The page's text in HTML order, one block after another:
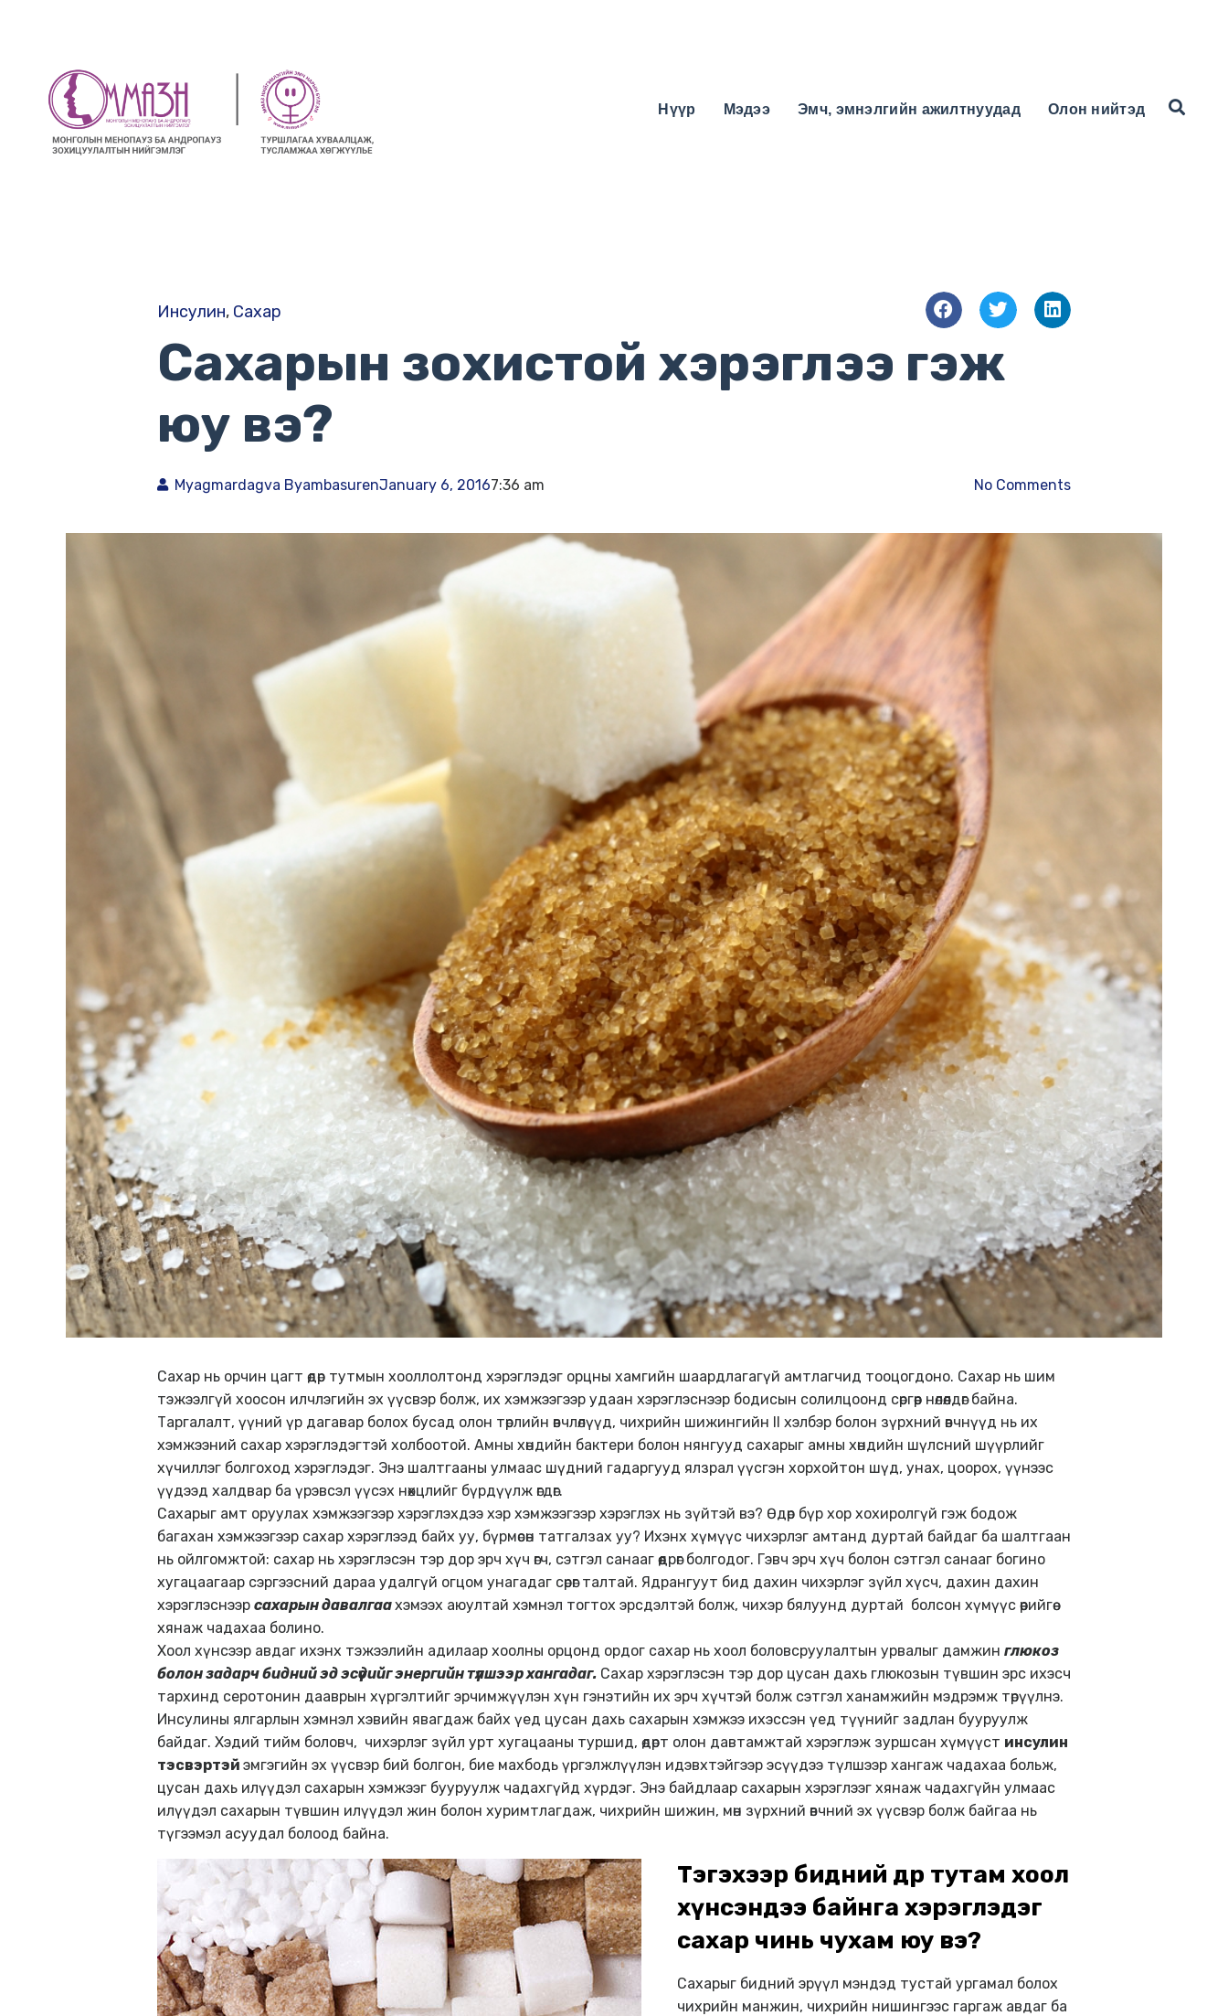
Нүүр Мэдээ Эмч, эмнэлгийн ажилтнуудад Олон нийтэд
Инсулин, Сахар
Сахарын зохистой хэрэглээ гэж
юу вэ?
Myagmardagva ByambasurenJanuary 6, 20167:36 am No Comments
Сахар нь орчин цагт өдөр тутмын хооллолтонд хэрэглэдэг орцны хамгийн шаардлагагүй амтлагчид тооцогдоно. Сахар нь шим
тэжээлгүй хоосон илчлэгийн эх үүсвэр болж, их хэмжээгээр удаан хэрэглэснээр бодисын солилцоонд сөргөөр нөлөөлдөг байна.
Таргалалт, үүний үр дагавар болох бусад олон төрлийн өвчлөлүүд, чихрийн шижингийн II хэлбэр болон зүрхний өвчнүүд нь их
хэмжээний сахар хэрэглэдэгтэй холбоотой. Амны хөндийн бактери болон нянгууд сахарыг амны хөндийн шүлсний шүүрлийг
хүчиллэг болгоход хэрэглэдэг. Энэ шалтгааны улмаас шүдний гадаргууд ялзрал үүсгэн хорхойтон шүд, унах, цоорох, үүнээс
үүдээд халдвар ба үрэвсэл үүсэх нөхцлийг бүрдүүлж өгдөг.
Сахарыг амт оруулах хэмжээгээр хэрэглэхдээ хэр хэмжээгээр хэрэглэх нь зүйтэй вэ? Өдөр бүр хор хохиролгүй гэж бодож
багахан хэмжээгээр сахар хэрэглээд байх уу, бүрмөсөн татгалзах уу? Ихэнх хүмүүс чихэрлэг амтанд дуртай байдаг ба шалтгаан
нь ойлгомжтой: сахар нь хэрэглэсэн тэр дор эрч хүч өгч, сэтгэл санааг өөдрөг болгодог. Гэвч эрч хүч болон сэтгэл санааг богино
хугацаагаар сэргээсний дараа удалгүй огцом унагадаг сөрөг талтай. Ядрангуут бид дахин чихэрлэг зүйл хүсч, дахин дахин
хэрэглэснээр сахарын давалгаахэмээх аюултай хэмнэл тогтох эрсдэлтэй болж, чихэр бялуунд дуртай болсон хүмүүс өөрийгөө
хянаж чадахаа болино.
Хоол хүнсээр авдаг ихэнх тэжээлийн адилаар хоолны орцонд ордог сахар нь хоол боловсруулалтын урвалыг дамжин глюкоз
болон задарч бидний эд эсүүдийг энергийн түлшээр хангадаг. Сахар хэрэглэсэн тэр дор цусан дахь глюкозын түвшин эрс ихэсч
тархинд серотонин дааврын хүргэлтийг эрчимжүүлэн хүн гэнэтийн их эрч хүчтэй болж сэтгэл ханамжийн мэдрэмж төрүүлнэ.
Инсулины ялгарлын хэмнэл хэвийн явагдаж байх үед цусан дахь сахарын хэмжээ ихэссэн үед түүнийг задлан бууруулж
байдаг. Хэдий тийм боловч, чихэрлэг зүйл урт хугацааны туршид, өдөрт олон давтамжтай хэрэглэж зуршсан хүмүүст инсулин
тэсвэртэй эмгэгийн эх үүсвэр бий болгон, бие махбодь үргэлжлүүлэн идэвхтэйгээр эсүүдээ түлшээр хангаж чадахаа больж,
цусан дахь илүүдэл сахарын хэмжээг бууруулж чадахгүйд хүрдэг. Энэ байдлаар сахарын хэрэглээг хянаж чадахгүйн улмаас
илүүдэл сахарын түвшин илүүдэл жин болон хуримтлагдаж, чихрийн шижин, мөн зүрхний өвчний эх үүсвэр болж байгаа нь
түгээмэл асуудал болоод байна.
Тэгэхээр бидний өдөр тутам хоол
хүнсэндээ байнга хэрэглэдэг
сахар чинь чухам юу вэ?
Сахарыг бидний эрүүл мэндэд тустай ургамал болох
чихрийн манжин, чихрийн нишингээс гаргаж авдаг ба